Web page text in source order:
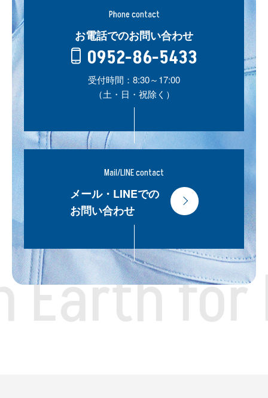
for
Phone contact
お電話でのお問い合わせ
0952-86-5433
受付時間：8:30～17:00
（土・日・祝除く）
Mail/LINE contact
メール・LINEでの
お問い合わせ